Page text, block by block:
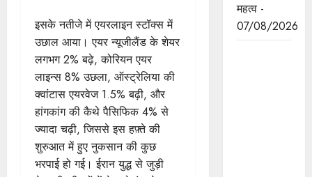
इसके नतीजे में एयरलाइन स्टॉक्स में
उछाल आया। एयर न्यूजीलैंड के शेयर
लगभग 2% बढ़े, कोरियन एयर
लाइन्स 8% उछला, ऑस्ट्रेलिया की
क्वांटास एयरवेज 1.5% बढ़ी, और
हांगकांग की कैथे पैसिफिक 4% से
ज्यादा चढ़ी, जिससे इस हफ़्ते की
शुरुआत में हुए नुकसान की कुछ
भरपाई हो गई। ईरान युद्ध से जुड़ी
महत्व -
07/08/2026